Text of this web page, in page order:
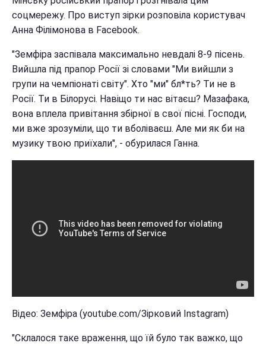
соцмережу. Про виступ зірки розповіла користувач
Анна Філімонова в Facebook.
"Земфіра заспівала максимально невдалі 8-9 пісень.
Вийшла під прапор Росії зі словами "Ми вийшли з
групи на чемпіонаті світу". Хто "ми" бл*ть? Ти не в
Росії. Ти в Білорусі. Навіщо ти нас вітаєш? Мазафака,
вона вплела привітання збірної в свої пісні. Господи,
ми вже зрозуміли, що ти вболіваєш. Але ми як би на
музику твою приїхали", - обурилася Ганна.
Відео: Земфіра (youtube.com/Зірковий Instagram)
"Склалося таке враження, що їй було так важко, що